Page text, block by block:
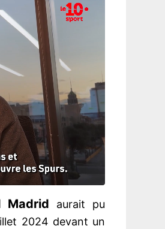
Madrid
aurait pu
2024 devant un